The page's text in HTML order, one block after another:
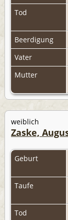
Tod
Beerdigung
Vater
Mutter
weiblich
Zaske,
Geburt
Taufe
Tod